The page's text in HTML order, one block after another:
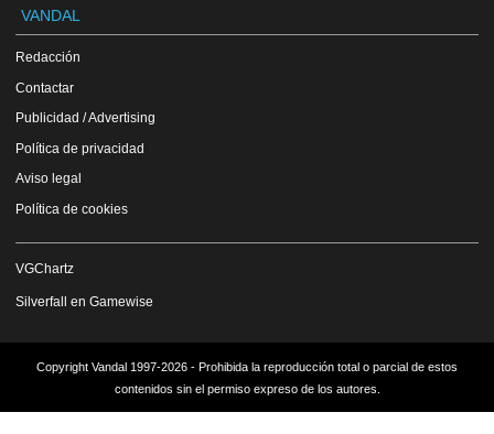
VANDAL
Redacción
Contactar
Publicidad / Advertising
Política de privacidad
Aviso legal
Política de cookies
VGChartz
Silverfall en Gamewise
Copyright Vandal 1997-2026 - Prohibida la reproducción total o parcial de estos
contenidos sin el permiso expreso de los autores.